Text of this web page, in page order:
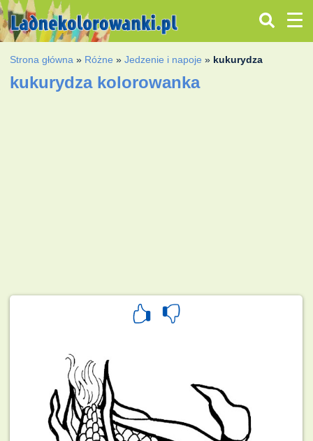
Strona główna » Różne »Jedzenie i napoje » kukurydza
kukurydza kolorowanka